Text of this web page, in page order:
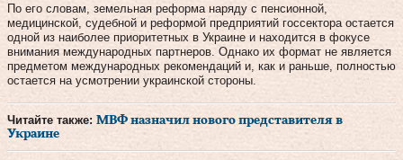
По его словам, земельная реформа наряду с пенсионной,
медицинской, судебной и реформой предприятий госсектора остается
одной из наиболее приоритетных в Украине и находится в фокусе
внимания международных партнеров. Однако их формат не является
предметом международных рекомендаций и, как и раньше, полностью
остается на усмотрении украинской стороны.
Читайте также: МВФ назначил нового представителя в
Украине